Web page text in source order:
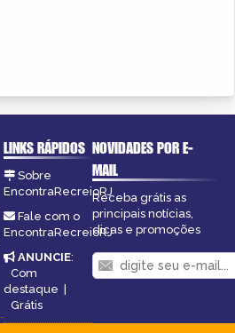
LINKS RÁPIDOS
Sobre
EncontraRecreioRJ
Fale com o
EncontraRecreioRJ
ANUNCIE:
Com
destaque |
Grátis
NOVIDADES POR E-
MAIL
Receba grátis as
principais notícias,
dicas e promoções